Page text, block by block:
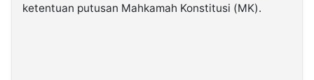
ketentuan putusan Mahkamah Konstitusi (MK).